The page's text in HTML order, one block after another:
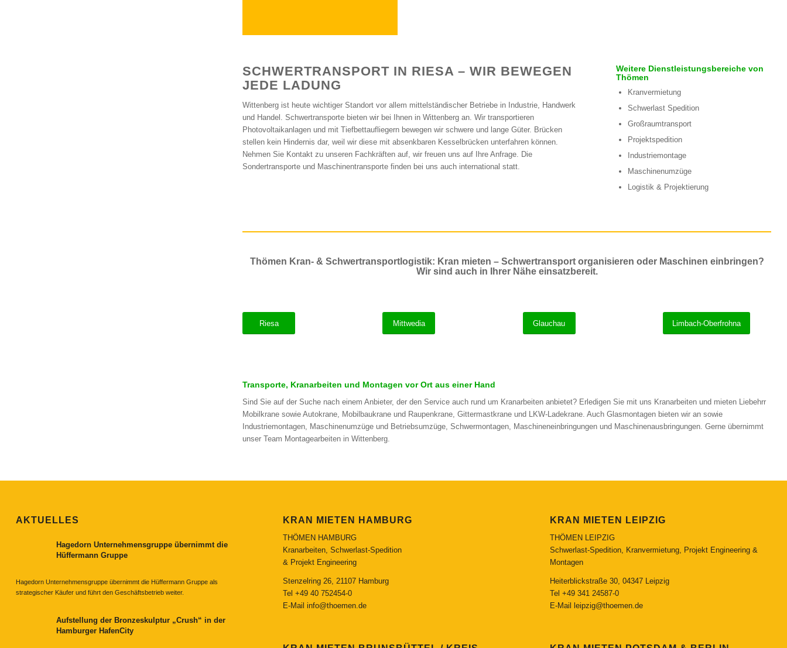
SCHWERTRANSPORT IN RIESA – WIR BEWEGEN
JEDE LADUNG
Wittenberg ist heute wichtiger Standort vor allem mittelständischer Betriebe in Industrie, Handwerk
und Handel. Schwertransporte bieten wir bei Ihnen in Wittenberg an. Wir transportieren
Photovoltaikanlagen und mit Tiefbettaufliegern bewegen wir schwere und lange Güter. Brücken
stellen kein Hindernis dar, weil wir diese mit absenkbaren Kesselbrücken unterfahren können.
Nehmen Sie Kontakt zu unseren Fachkräften auf, wir freuen uns auf Ihre Anfrage. Die
Sondertransporte und Maschinentransporte finden bei uns auch international statt.
Weitere Dienstleistungsbereiche von
Thömen
Kranvermietung
Schwerlast Spedition
Großraumtransport
Projektspedition
Industriemontage
Maschinenumzüge
Logistik & Projektierung
Thömen Kran- & Schwertransportlogistik: Kran mieten – Schwertransport organisieren oder Maschinen einbringen?
Wir sind auch in Ihrer Nähe einsatzbereit.
Riesa Mittwedia Glauchau Limbach-Oberfrohna
Transporte, Kranarbeiten und Montagen vor Ort aus einer Hand
Sind Sie auf der Suche nach einem Anbieter, der den Service auch rund um Kranarbeiten anbietet? Erledigen Sie mit uns Kranarbeiten und mieten Liebehrr
Mobilkrane sowie Autokrane, Mobilbaukrane und Raupenkrane, Gittermastkrane und LKW-Ladekrane. Auch Glasmontagen bieten wir an sowie
Industriemontagen, Maschinenumzüge und Betriebsumzüge, Schwermontagen, Maschineneinbringungen und Maschinenausbringungen. Gerne übernimmt
unser Team Montagearbeiten in Wittenberg.
AKTUELLES
Hagedorn Unternehmensgruppe übernimmt die
Hüffermann Gruppe
Hagedorn Unternehmensgruppe übernimmt die Hüffermann Gruppe als
strategischer Käufer und führt den Geschäftsbetrieb weiter.
Aufstellung der Bronzeskulptur „Crush“ in der
Hamburger HafenCity
KRAN MIETEN HAMBURG
THÖMEN HAMBURG
Kranarbeiten, Schwerlast-Spedition
& Projekt Engineering
Stenzelring 26, 21107 Hamburg
Tel +49 40 752454-0
E-Mail info@thoemen.de
KRAN MIETEN LEIPZIG
THÖMEN LEIPZIG
Schwerlast-Spedition, Kranvermietung, Projekt Engineering &
Montagen
Heiterblickstraße 30, 04347 Leipzig
Tel +49 341 24587-0
E-Mail
leipzig@thoemen.de